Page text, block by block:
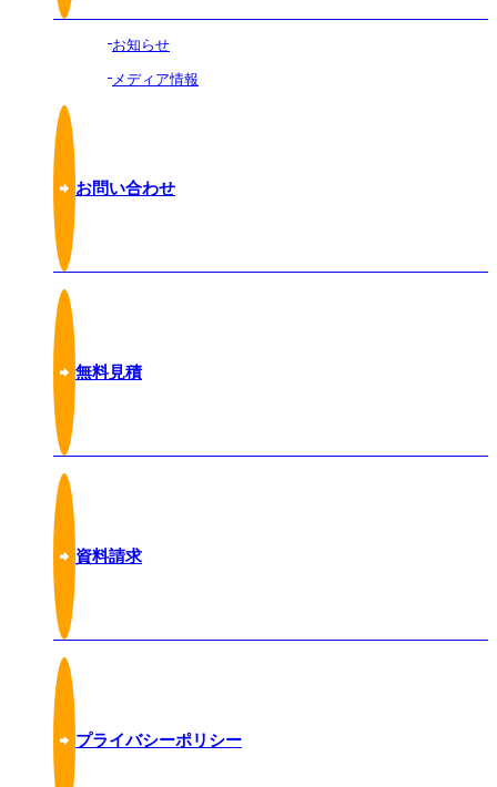
お知らせ
メディア情報
お問い合わせ
無料見積
資料請求
プライバシーポリシー